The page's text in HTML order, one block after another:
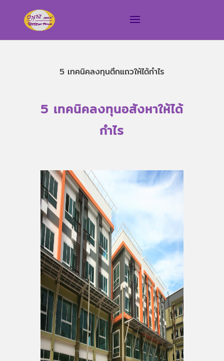
5 เทคนิคลงทุนตึกแถวให้ได้กำไร
5 เทคนิคลงทุนอสังหาให้ได้
กำไร